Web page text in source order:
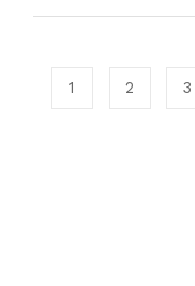
1 2 3